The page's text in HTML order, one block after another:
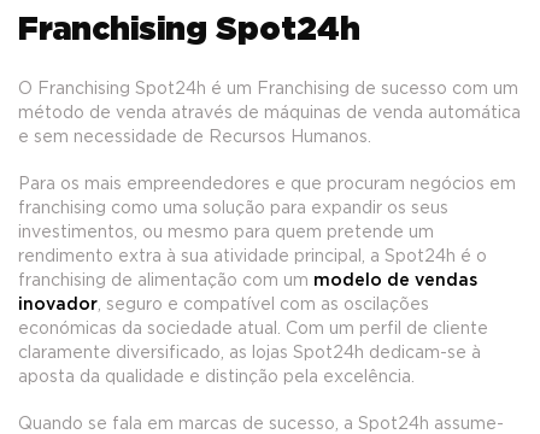
Franchising Spot24h
O Franchising Spot24h é um Franchising de sucesso com um
método de venda através de máquinas de venda automática
e sem necessidade de Recursos Humanos.
Para os mais empreendedores e que procuram negócios em
franchising como uma solução para expandir os seus
investimentos, ou mesmo para quem pretende um
rendimento extra à sua atividade principal, a Spot24h é o
franchising de alimentação com um modelo de vendas
inovador, seguro e compatível com as oscilações
económicas da sociedade atual. Com um perfil de cliente
claramente diversificado, as lojas Spot24h dedicam-se à
aposta da qualidade e distinção pela excelência.
Quando se fala em marcas de sucesso, a Spot24h assume-